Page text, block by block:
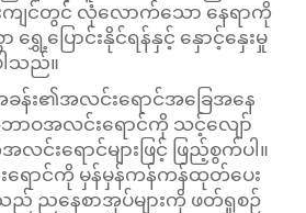
ကျင်တွင် လုံလောက်သော နေရာကို
ေ့ပြောင်းနိုင်ရန်နှင့် နှောင့်နှေးမှု
သည်။
န်း၏အလင်းရောင်အခြေအနေ
သဘာဝအလင်းရောင်ကို သင့်လျော်
ရောင်များဖြင့် ဖြည့်စွက်ပါ။
ရောင်ကို မှန်မှန်ကန်ကန်ထုတ်ပေး
ည် ညနေစာအုပ်များကို ဖတ်ရှုစဉ်